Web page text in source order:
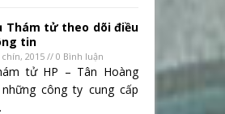
Thám tử theo dõi điều
tin
chín, 2015 // 0 Bình luận
tử HP – Tân Hoàng
công ty cung cấp